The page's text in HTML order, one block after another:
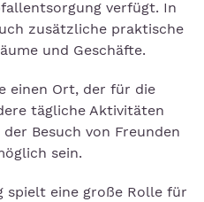
verfügt. In
zusätzliche praktische
und Geschäfte.
einen Ort, der für die
tägliche Aktivitäten
Besuch von Freunden
sein.
spielt eine große Rolle für